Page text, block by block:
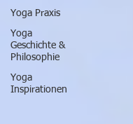
Yoga Praxis
Yoga
Geschichte &
Philosophie
Yoga
Inspirationen